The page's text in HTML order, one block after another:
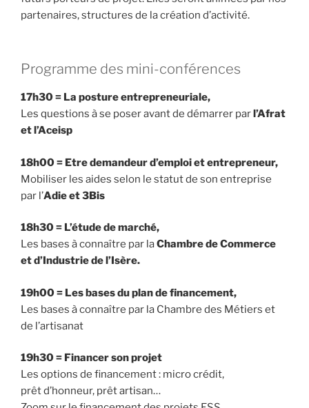
partenaires, structures de la création d’activité.
Programme des mini-conférences
17h30 = La posture entrepreneuriale,
Les questions à se poser avant de démarrer parl’Afrat
et l’Aceisp
18h00 = Etre demandeur d’emploi et entrepreneur,
Mobiliser les aides selon le statut de son entreprise
par l’Adie et 3Bis
18h30 = L’étude de marché,
Les bases à connaître par laChambre de Commerce
et d’Industrie de l’Isère.
19h00 = Les bases du plan de financement,
Les bases à connaître par la Chambre des Métiers et
de l’artisanat
19h30 = Financer son projet
Les options de financement : micro crédit,
prêt d’honneur, prêt artisan…